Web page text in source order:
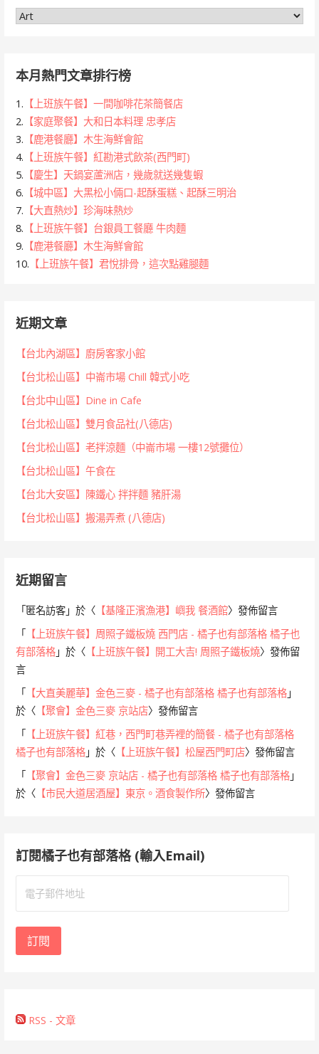
分
本月熱門文章排行榜
1. 【上班族午餐】一間咖啡花茶簡餐店
2. 【家庭聚餐】大和日本料理 忠孝店
3. 【鹿港餐廳】木生海鮮會館
4. 【上班族午餐】紅勘港式飲茶(西門町)
5. 【慶生】天鍋宴蘆洲店，幾歲就送幾隻蝦
6. 【城中區】大黑松小倆口-起酥蛋糕、起酥三明治
7. 【大直熱炒】珍海味熱炒
8. 【上班族午餐】台銀員工餐廳 牛肉麵
9. 【鹿港餐廳】木生海鮮會館
10. 【上班族午餐】君悅排骨，這次點雞腿麵
近期文章
【台北內湖區】廚房客家小館
【台北松山區】中崙市場 Chill 韓式小吃
【台北中山區】Dine in Cafe
【台北松山區】雙月食品社(八德店)
【台北松山區】老拌涼麵（中崙市場 一樓12號攤位）
【台北松山區】午食在
【台北大安區】陳鐵心 拌拌麵 豬肝湯
【台北松山區】搬湯弄煮 (八德店)
近期留言
「匿名訪客 」於〈 【基隆正濱漁港】嶼我 餐酒館〉發佈留言
「 【上班族午餐】周照子鐵板燒 西門店 - 橘子也有部落格 橘子也
有部落格 」於〈 【上班族午餐】開工大吉! 周照子鐵板燒〉發佈留
言
「 【大直美麗華】金色三麥 - 橘子也有部落格 橘子也有部落格 」
於〈 【聚會】金色三麥 京站店〉發佈留言
「 【上班族午餐】紅巷，西門町巷弄裡的簡餐 - 橘子也有部落格
橘子也有部落格 」於〈 【上班族午餐】松屋西門町店〉發佈留言
「 【聚會】金色三麥 京站店 - 橘子也有部落格 橘子也有部落格 」
於〈 【市民大道居酒屋】東京。酒食製作所〉發佈留言
訂閱橘子也有部落格 (輸入Email)
地
訂閱
RSS - 文章